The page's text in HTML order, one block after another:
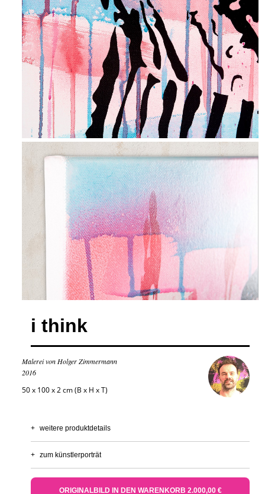
i think
Malerei von Holger Zimmermann
2016
50 x 100 x 2 cm (B x H x T)
+ weitere produktdetails
+ zum künstlerporträt
ORIGINALBILD IN DEN WARENKORB 2.000,00 €